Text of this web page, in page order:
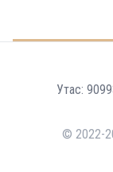
Утас:
© 2022-